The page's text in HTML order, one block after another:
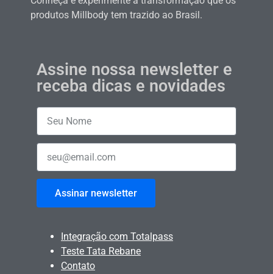
produtos Millbody tem trazido ao Brasil.
Assine nossa newsletter e
receba dicas e novidades
Assinar newsletter
Integração com Totalpass
Teste Tata Rebane
Contato